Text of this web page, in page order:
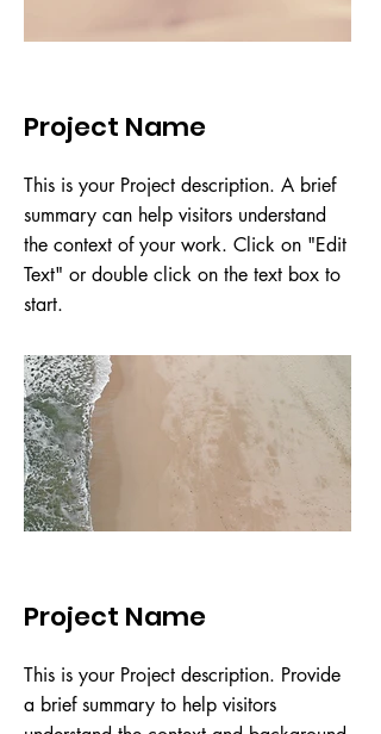
Project Name
This is your Project description. A brief
summary can help visitors understand
the context of your work. Click on "Edit
Text" or double click on the text box to
start.
Project Name
This is your Project description. Provide
a brief summary to help visitors